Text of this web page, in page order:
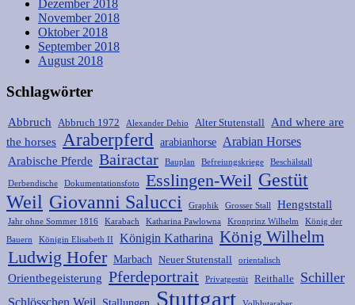
Dezember 2018
November 2018
Oktober 2018
September 2018
August 2018
Schlagwörter
Abbruch Abbruch 1972 Alexander Dehio Alter Stutenstall
And where are
the horses Araberpferd arabianhorse Arabian Horses
Arabische Pferde Bairactar Bauplan Befreiungskriege Beschälstall
Derbendische Dokumentationsfoto Esslingen-Weil Gestüt
Weil Giovanni Salucci Graphik Grosser Stall Hengststall
Jahr ohne Sommer 1816 Karabach Katharina Pawlowna Kronprinz Wilhelm König der
Bauern Königin Elisabeth II Königin Katharina König Wilhelm
Ludwig Hofer Marbach Neuer Stutenstall orientalisch
Orientbegeisterung Pferdeportrait Privatgestüt Reithalle Schiller
Stuttgart